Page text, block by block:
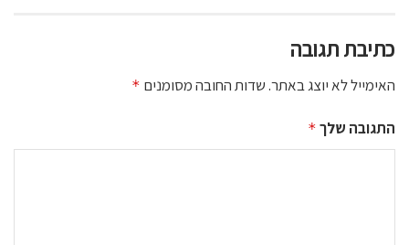
כתיבת תגובה
האימייל לא יוצג באתר.שדות החובה מסומנים *
התגובה שלך *